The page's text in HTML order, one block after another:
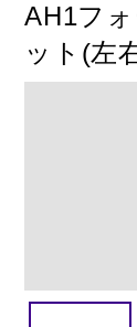
BUELL
HARLEY
AH1フ
ット(左